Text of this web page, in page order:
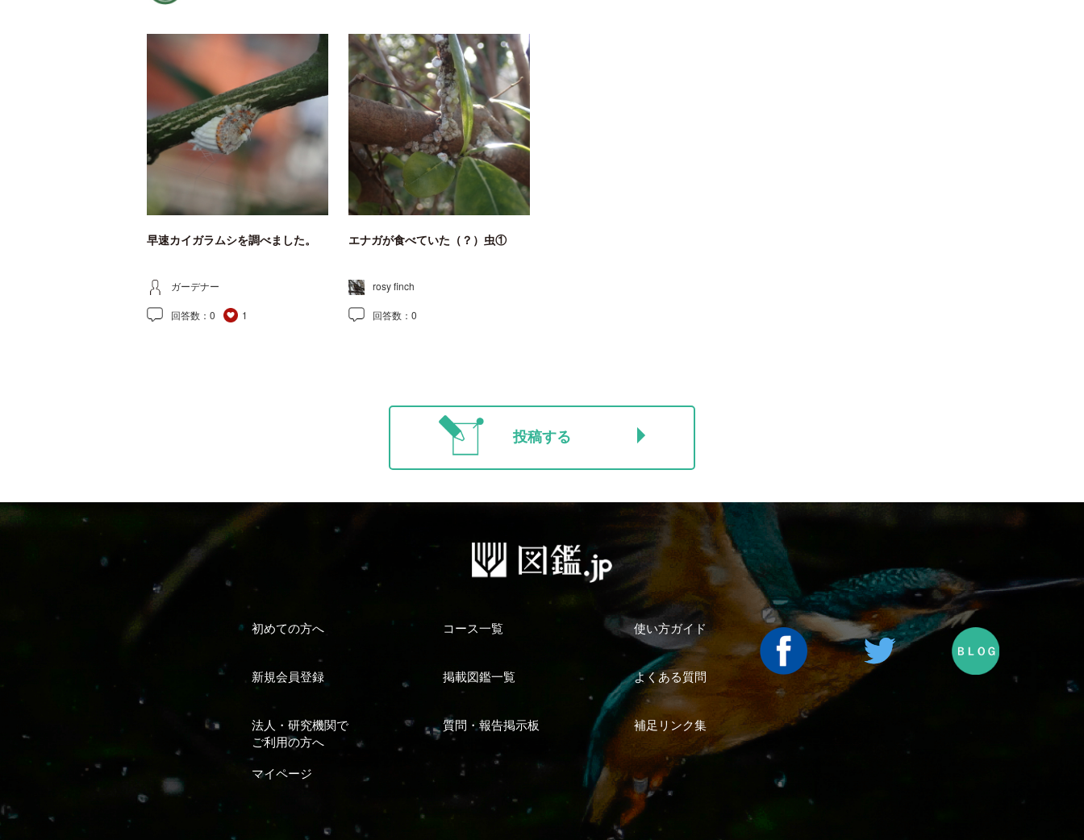
早速カイガラムシを調べました。
ガーデナー
回答数： 0 1
エナガが食べていた（？）虫①
rosy finch
回答数： 0
投稿する
初めての方へ コース一覧 使い方ガイド
新規会員登録 掲載図鑑一覧 よくある質問
法人・研究機関で
ご利用の方へ
質問・報告掲示板 補足リンク集
マイページ